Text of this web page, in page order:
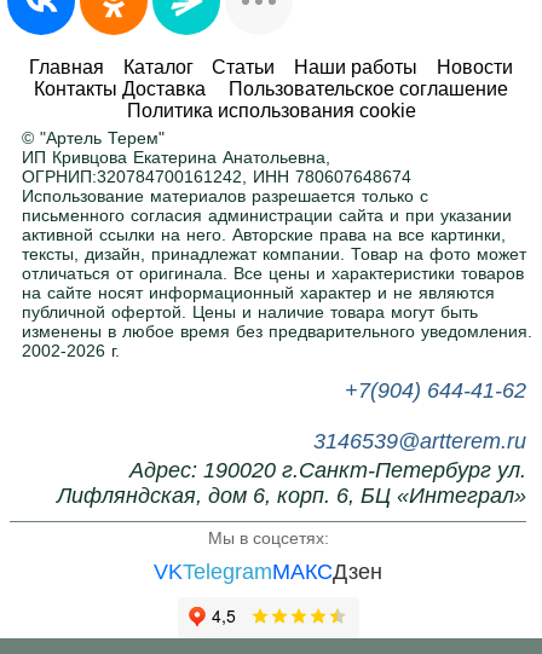
Любые размеры и цвета
Адаптируем любой товар под ваше
помещение. Ширина, высота, глубина — по
вашему заданию. Покраска в любой цвет RAL
Нужна помощь в подборе?
Напишите или позвоните нам, поможем с
выбором.
Главная Каталог Статьи Наши работы
Новости
Контакты Доставка
Пользовательское соглашение
Политика использования cookie
© "Артель Терем"
ИП Кривцова Екатерина Анатольевна,
ОГРНИП:320784700161242, ИНН 780607648674
Использование материалов разрешается только с
письменного согласия администрации сайта и при указании
активной ссылки на него. Авторские права на все картинки,
тексты, дизайн, принадлежат компании. Товар на фото может
отличаться от оригинала. Все цены и характеристики товаров
на сайте носят информационный характер и не являются
публичной офертой. Цены и наличие товара могут быть
изменены в любое время без предварительного уведомления.
2002-2026 г.
+7(904) 644-41-62
3146539@artterem.ru
Адрес: 190020 г.Санкт-Петербург ул.
Лифляндская, дом 6, корп. 6, БЦ «Интеграл»
Мы в соцсетях:
VKTelegramМАКСДзен